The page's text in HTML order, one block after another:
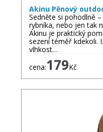
Akinu Pěnový
Sedněte si pohodlně
rybníka, nebo jen tak
Akinu je praktický
sezení téměř kdekoli.
vlhkost…
cena:179Kč